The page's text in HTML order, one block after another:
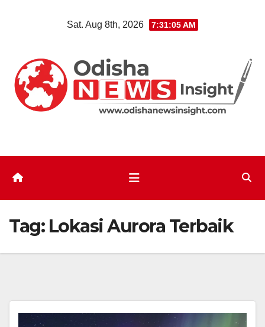
Sat. Aug 8th, 2026 7:31:06 AM
Tag: Lokasi Aurora Terbaik